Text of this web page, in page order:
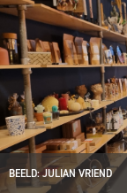
BEELD: JULIAN VRIEND